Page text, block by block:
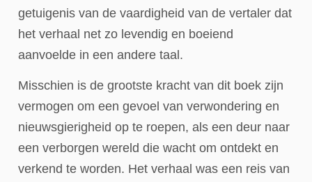
getuigenis van de vaardigheid van de vertaler dat
het verhaal net zo levendig en boeiend
aanvoelde in een andere taal.
Misschien is de grootste kracht van dit boek zijn
vermogen om een gevoel van verwondering en
nieuwsgierigheid op te roepen, als een deur naar
een verborgen wereld die wacht om ontdekt en
verkend te worden. Het verhaal was een reis van